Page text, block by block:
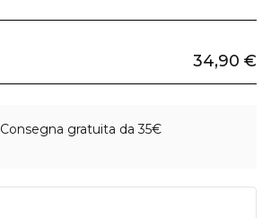
34,90 €
Consegna gratuita da 35€